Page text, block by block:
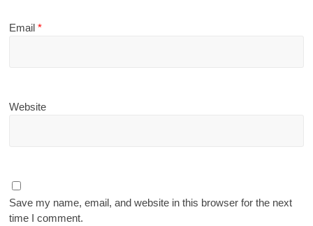
Email*
Website
Save my name, email, and website in this browser for the next
time I comment.